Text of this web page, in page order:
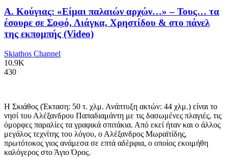
Α. Κούγιας: «Είμαι παλαιών αρχών…» – Τους… τα
έσουρε σε Σοφό, Λιάγκα, Χρηστίδου & στο πάνελ
της εκπομπής (Video)
Skiathos Channel
10.9K
430
Η Σκιάθος (Έκταση: 50 τ. χλμ. Ανάπτυξη ακτών: 44 χλμ.) είναι το
νησί του Αλέξανδρου Παπαδιαμάντη με τις δασωμένες πλαγιές, τις
όμορφες παραλίες τα γραφικά σπιτάκια. Από εκεί ήταν και ο άλλος
μεγάλος τεχνίτης του λόγου, ο Αλέξανδρος Μωραϊτίδης,
πρωτότοκος γιος ανάμεσα σε επτά αδέρφια, ο οποίος εκοιμήθη
καλόγερος στο Άγιο Όρος.